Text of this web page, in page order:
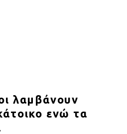
λαμβάνουν
ενώ τα